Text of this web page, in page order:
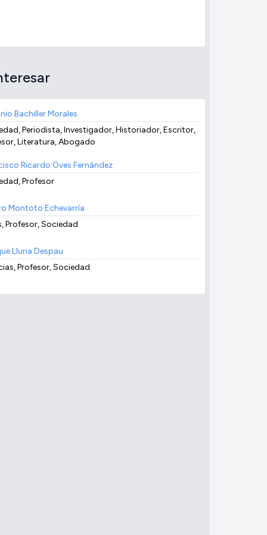
Bachiller Morales
Periodista, Investigador, Historiador, Escritor,
Literatura, Abogado
Ricardo Oves Fernández
Profesor
Montoto Echevarría
Profesor, Sociedad
Lluria Despau
Profesor, Sociedad